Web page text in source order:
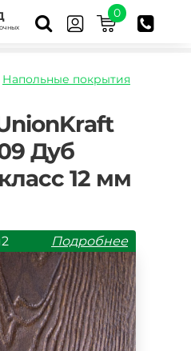
0
Напольные покрытия
images/id/normal/laminat-
Дуб
12 мм
Подробнее